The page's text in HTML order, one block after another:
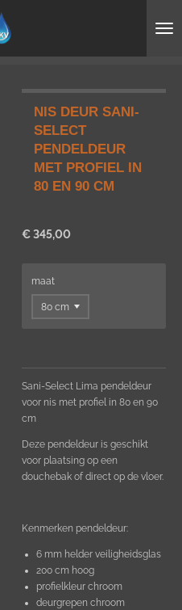
NIS DEUR SANI-
SELECT
PENDELDEUR
MET PROFIEL IN
80 EN 90 CM
€ 345,00
maat
Sani-Select Lima pendeldeur
voor nis met profiel in 80 en 90
cm
Deze pendeldeur is geschikt
voor plaatsing op een
douchebak of direct op de vloer.
Kenmerken pendeldeur:
6 mm helder veiligheidsglas
200 cm hoog
profielkleur chroom
deurgrepen chroom